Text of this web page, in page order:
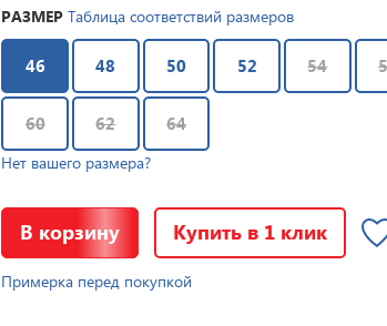
РАЗМЕР Таблица соответствий размеров
46 48 50 52 54
60 62 64
Нет вашего размера?
В корзину Купить в 1 клик
Примерка перед покупкой